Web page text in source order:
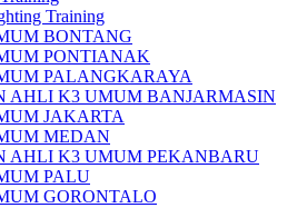
Training
BONTANG
PONTIANAK
PALANGKARAYA
AHLI K3 UMUM BANJARMASIN
JAKARTA
MEDAN
AHLI K3 UMUM PEKANBARU
PALU
GORONTALO